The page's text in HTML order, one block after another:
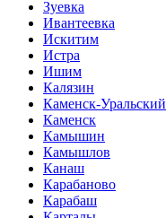
Зуевка
Ивантеевка
Искитим
Истра
Ишим
Калязин
Каменск-Уральский
Каменск
Камышин
Камышлов
Канаш
Карабаново
Карабаш